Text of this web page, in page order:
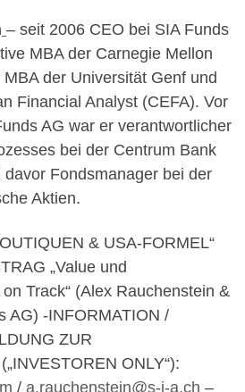
– seit 2006 CEO bei SIA Funds
MBA der Carnegie Mellon
der Univer­sität Genf und
Financial Analyst (CEFA). Vor
AG war er verant­wort­licher
bei der Centrum Bank
Fonds­manager bei der
Aktien.
& USA-FORMEL“
„Value und
Track“ (Alex Rauchenstein &
AG) -INFORMATION /
ZUR
ONLY“):
/ a.rauchenstein@s-i-a.ch –